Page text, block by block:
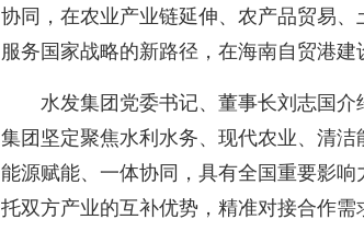
协同，在农业产业链延伸、农产品贸易
服务国家战略的新路径，在海南自贸港建
水发集团党委书记、董事长刘志国介
集团坚定聚焦水利水务、现代农业、清洁
能源赋能、一体协同，具有全国重要影
托双方产业的互补优势，精准对接合作